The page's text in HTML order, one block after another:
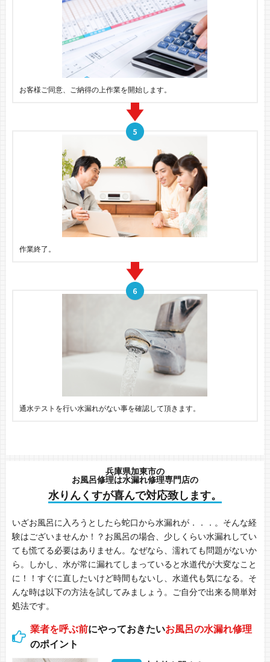
お客様ご同意、ご納得の上作業を開始します。
作業終了。
通水テストを行い水漏れがない事を確認して頂きます。
兵庫県加東市の
お風呂修理は水漏れ修理専門店の
水りんくすが喜んで対応致します。
いざお風呂に入ろうとしたら蛇口から水漏れが．．．。そんな経
験はございませんか！？お風呂の場合、少しくらい水漏れしてい
ても慌てる必要はありません。なぜなら、濡れても問題がないか
ら。しかし、水が常に漏れてしまっていると水道代が大変なこと
に！！すぐに直したいけど時間もないし、水道代も気になる。そ
んな時は以下の方法を試してみましょう。ご自分で出来る簡単対
処法です。
業者を呼ぶ前にやっておきたいお風呂の水漏れ修理
のポイント